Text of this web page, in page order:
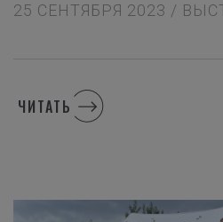
25 СЕНТЯБРЯ 2023 /
ЧИТАТЬ